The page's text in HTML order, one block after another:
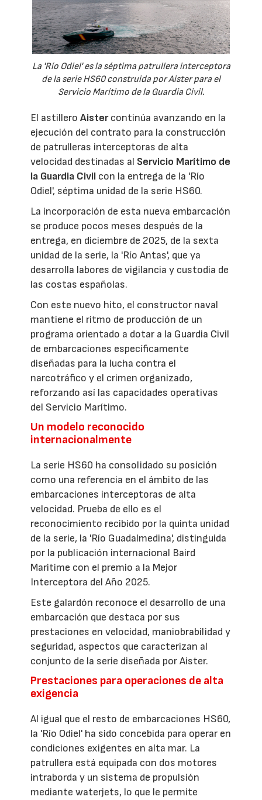
La 'Río Odiel' es la séptima patrullera interceptora
de la serie HS60 construida por Aister para el
Servicio Marítimo de la Guardia Civil.
El astilleroAistercontinúa avanzando en la
ejecución del contrato para la construcción
de patrulleras interceptoras de alta
velocidad destinadas al Servicio Marítimo de
la Guardia Civil con la entrega de la 'Río
Odiel', séptima unidad de la serie HS60.
La incorporación de esta nueva embarcación
se produce pocos meses después de la
entrega, en diciembre de 2025, de la sexta
unidad de la serie, la 'Río Antas', que ya
desarrolla labores de vigilancia y custodia de
las costas españolas.
Con este nuevo hito, el constructor naval
mantiene el ritmo de producción de un
programa orientado a dotar a la Guardia Civil
de embarcaciones específicamente
diseñadas para la lucha contra el
narcotráfico y el crimen organizado,
reforzando así las capacidades operativas
del Servicio Marítimo.
Un modelo reconocido
internacionalmente
La serie HS60 ha consolidado su posición
como una referencia en el ámbito de las
embarcaciones interceptoras de alta
velocidad. Prueba de ello es el
reconocimiento recibido por la quinta unidad
de la serie, la 'Río Guadalmedina', distinguida
por la publicación internacional Baird
Maritime con el premio a la Mejor
Interceptora del Año 2025.
Este galardón reconoce el desarrollo de una
embarcación que destaca por sus
prestaciones en velocidad, maniobrabilidad y
seguridad, aspectos que caracterizan al
conjunto de la serie diseñada por Aister.
Prestaciones para operaciones de alta
exigencia
Al igual que el resto de embarcaciones HS60,
la 'Río Odiel' ha sido concebida para operar en
condiciones exigentes en alta mar. La
patrullera está equipada con dos motores
intraborda y un sistema de propulsión
mediante waterjets, lo que le permite